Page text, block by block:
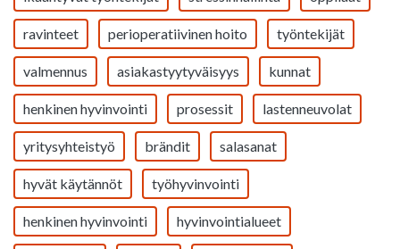
ravinteet perioperatiivinen hoito työntekijät
valmennus asiakastyytyväisyys kunnat
henkinen hyvinvointi prosessit lastenneuvolat
yritysyhteistyö brändit salasanat
hyvät käytännöt työhyvinvointi
henkinen hyvinvointi hyvinvointialueet